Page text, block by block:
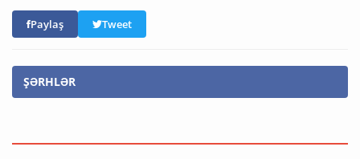
Paylaş Tweet
ŞƏRHLƏR